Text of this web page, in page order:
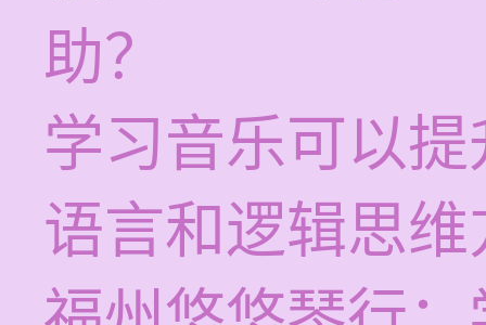
助？
学习音乐可以
语言和逻辑思